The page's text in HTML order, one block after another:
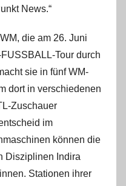
News.“
die am 26. Juni
Tour durch
sie in fünf WM-
dort in verschiedenen
Zuschauer
im
können die
Disziplinen Indira
Stationen ihrer